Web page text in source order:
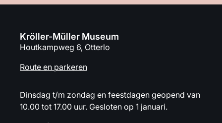
Kröller-Müller Museum
Houtkampweg 6, Otterlo
Route en parkeren
Dinsdag t/m zondag en feestdagen geopend van
10.00 tot 17.00 uur. Gesloten op 1 januari.